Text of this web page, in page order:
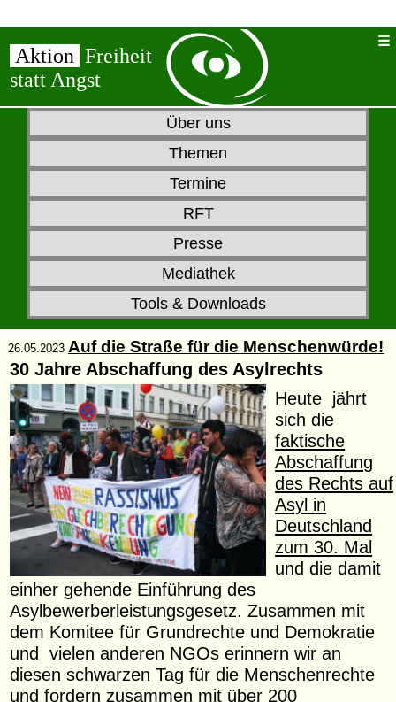
Aktion Freiheit
statt Angst
Über uns
Themen
Termine
RFT
Presse
Mediathek
Tools & Downloads
26.05.2023 Auf die Straße für die Menschenwürde!
30 Jahre Abschaffung des Asylrechts
Heute jährt
sich die
faktische
Abschaffung
des Rechts auf
Asyl in
Deutschland
zum 30. Mal
und die damit
einher gehende Einführung des
Asylbewerberleistungsgesetz. Zusammen mit
dem Komitee für Grundrechte und Demokratie
und vielen anderen NGOs erinnern wir an
diesen schwarzen Tag für die Menschenrechte
und fordern zusammen mit über 200